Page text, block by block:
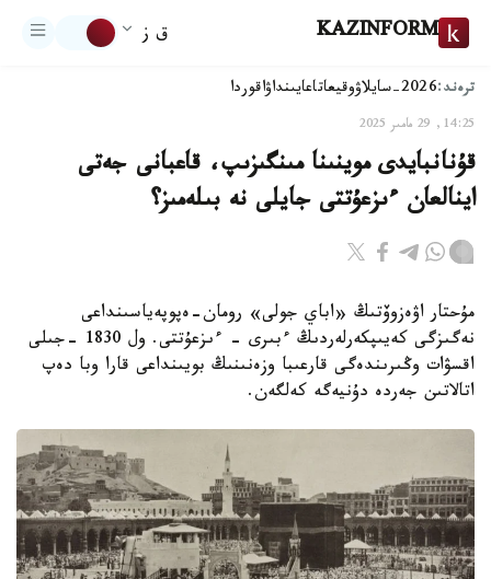
KAZINFORM ق ز
ترەند:2026-سايلاۋ وقيعاتاعايىنداۋاقوردا
14:25, 29 مامىر 2025
قۇنانبايدى موينىنا مىنگىزىپ، قاعبانى جەتى
اينالعان ءىزعۇتتى جايلى نە بىلەمىز؟
مۇحتار اۋەزوۆتىڭ «اباي جولى» رومان-ەپوپەياسىنداعى
نەگىزگى كەيىپكەرلەردىڭ ءبىرى - ءىزعۇتتى. ول 1830 -جىلى
اقسۋات وڭىرىندەگى قارعىبا وزەنىنىڭ بويىنداعى قارا وبا دەپ
اتالاتىن جەردە دۇنيەگە كەلگەن.